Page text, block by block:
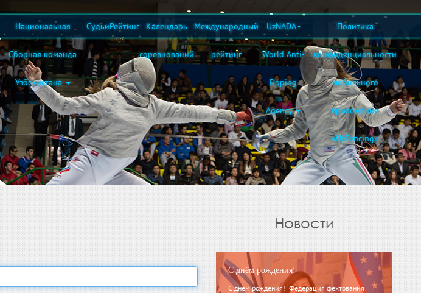
Национальная
Сборная команда
Узбекистана
СудьиРейтинг Календарь
соревнований
Международный
рейтинг
UzNADA -
World Anti-
Doping
Agency
Политика
конфиденциальности
мобильного
приложения
«UzFencing»
Новости
С днём рождения!
С днём рождения! Федерация фехтования